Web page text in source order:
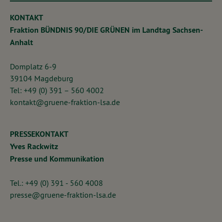
KONTAKT
Fraktion BÜNDNIS 90/DIE GRÜNEN im Landtag Sachsen-
Anhalt
Domplatz 6-9
39104 Magdeburg
Tel: +49 (0) 391 – 560 4002
kontakt@gruene-fraktion-lsa.de
PRESSEKONTAKT
Yves Rackwitz
Presse und Kommunikation
Tel.: +49 (0) 391 - 560 4008
presse@gruene-fraktion-lsa.de